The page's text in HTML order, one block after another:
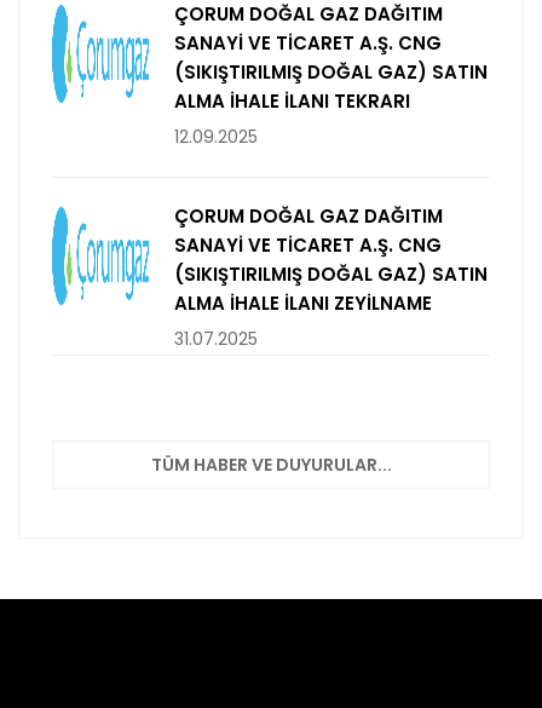
ÇORUM DOĞAL GAZ DAĞITIM
SANAYİ VE TİCARET A.Ş. CNG
(SIKIŞTIRILMIŞ DOĞAL GAZ) SATIN
ALMA İHALE İLANI TEKRARI
12.09.2025
ÇORUM DOĞAL GAZ DAĞITIM
SANAYİ VE TİCARET A.Ş. CNG
(SIKIŞTIRILMIŞ DOĞAL GAZ) SATIN
ALMA İHALE İLANI ZEYİLNAME
31.07.2025
TÜM HABER VE DUYURULAR...